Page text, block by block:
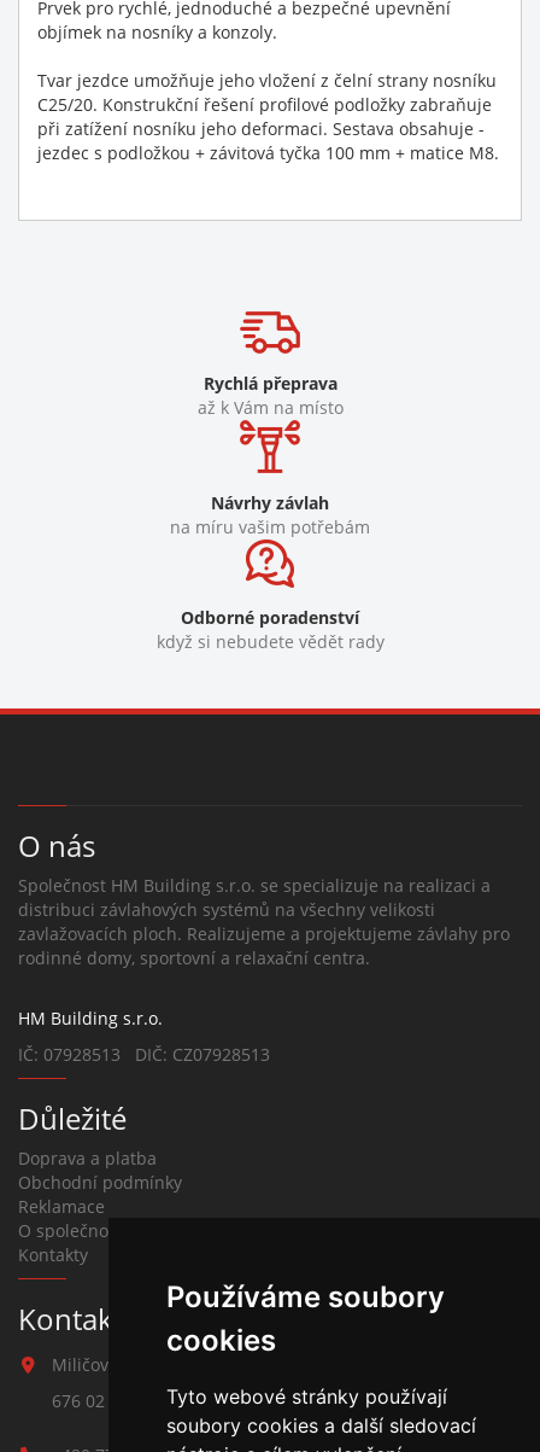
Používáme soubory
cookies
Tyto webové stránky používají
soubory cookies a další sledovací
Prvek pro rychlé, jednoduché a bezpečné upevnění
objímek na nosníky a konzoly.
Tvar jezdce umožňuje jeho vložení z čelní strany nosníku
C25/20. Konstrukční řešení profilové podložky zabraňuje
při zatížení nosníku jeho deformaci. Sestava obsahuje -
jezdec s podložkou + závitová tyčka 100 mm + matice M8.
Rychlá přeprava
až k Vám na místo
Návrhy závlah
na míru vašim potřebám
Odborné poradenství
když si nebudete vědět rady
O nás
Společnost HM Building s.r.o. se specializuje na realizaci a
distribuci závlahových systémů na všechny velikosti
zavlažovacích ploch. Realizujeme a projektujeme závlahy pro
rodinné domy, sportovní a relaxační centra.
HM Building s.r.o.
IČ: 07928513 DIČ: CZ07928513
Důležité
Doprava a platba
Obchodní podmínky
Reklamace
O společnosti
Kontakty
Kontakt na závlahy
Miličova 541
676 02 Moravské Budějovice